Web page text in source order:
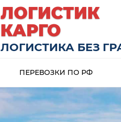
ЛОГИСТИК
КАРГО
ЛОГИСТИКА БЕЗ
ПЕРЕВОЗКИ ПО РФ